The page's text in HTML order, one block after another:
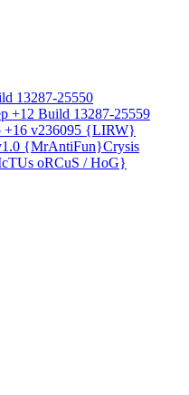
13287-25550
+12 Build 13287-25559
+16 v236095 {LIRW}
{MrAntiFun}Crysis
oRCuS / HoG}